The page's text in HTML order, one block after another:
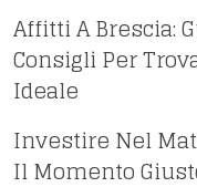
Affitti A Brescia:
Consigli Per
Ideale
Investire Nel
Il Momento